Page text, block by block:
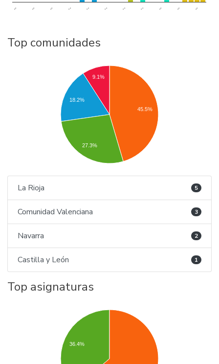
.. .. .. .. .. .. .. .. .. .. ..
Top comunidades
45.5%
9.1%
18.2%
27.3%
La Rioja 5
Comunidad Valenciana 3
Navarra 2
Castilla y León 1
Top asignaturas
36.4%